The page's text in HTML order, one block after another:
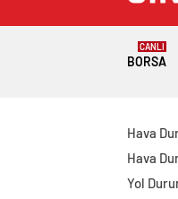
BORSA
CANLI
Hava
Hava
Yol